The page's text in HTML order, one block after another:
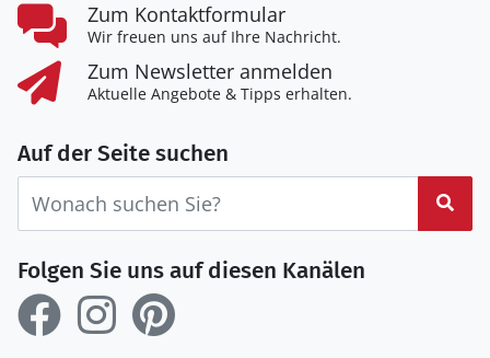
Zum Kontaktformular
Wir freuen uns auf Ihre Nachricht.
Zum Newsletter anmelden
Aktuelle Angebote & Tipps erhalten.
Auf der Seite suchen
Folgen Sie uns auf diesen Kanälen